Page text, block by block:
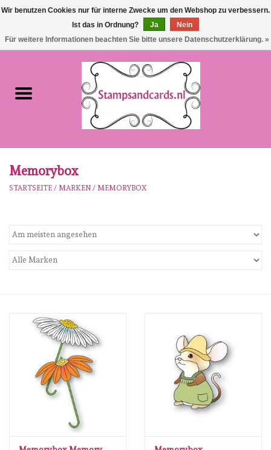
NEU!!!
Unsere Marken
Stempels
stempelinkt
stempelaccesoires
papier (blokjes) &
embellishments
Memorybox
STARTSEITE / MARKEN / MEMORYBOX
Wir benutzen Cookies nur für interne Zwecke um den Webshop zu verbessern.
Ist das in Ordnung?
Ja
Nein
Für weitere Informationen beachten Sie bitte unsere Datenschutzerklärung. »